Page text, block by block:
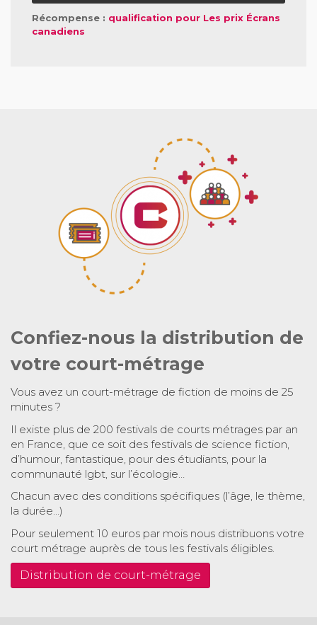
Récompense : qualification pour Les prix Écrans
canadiens
Confiez-nous la distribution de
votre court-métrage
Vous avez un court-métrage de fiction de moins de 25
minutes ?
Il existe plus de 200 festivals de courts métrages par an
en France, que ce soit des festivals de science fiction,
d’humour, fantastique, pour des étudiants, pour la
communauté lgbt, sur l’écologie…
Chacun avec des conditions spécifiques (l’âge, le thème,
la durée…)
Pour seulement 10 euros par mois nous distribuons votre
court métrage auprès de tous les festivals éligibles.
Distribution de court-métrage